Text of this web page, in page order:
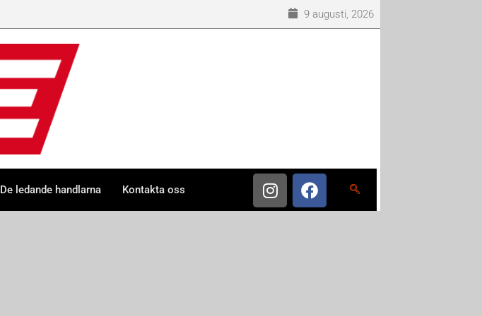
9 augusti, 2026
De ledande handlarna Kontakta oss